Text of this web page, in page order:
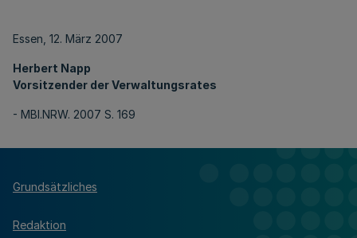
Essen, 12. März 2007
Herbert Napp
Vorsitzender der Verwaltungsrates
- MBl.NRW. 2007 S. 169
Grundsätzliches
Redaktion